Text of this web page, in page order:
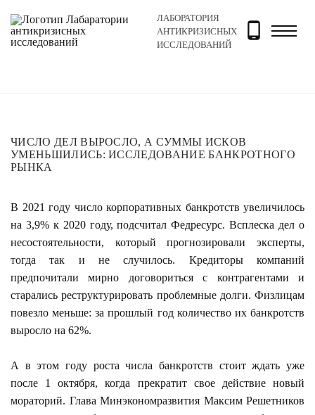
ЛАБОРАТОРИЯ
АНТИКРИЗИСНЫХ
ИССЛЕДОВАНИЙ
Главная Новости и блог Новости Число дел
ЧИСЛО ДЕЛ ВЫРОСЛО, А СУММЫ ИСКОВ
УМЕНЬШИЛИСЬ: ИССЛЕДОВАНИЕ БАНКРОТНОГО
РЫНКА
В 2021 году число корпоративных банкротств увеличилось
на 3,9% к 2020 году, подсчитал Федресурс. Всплеска дел о
несостоятельности, который прогнозировали эксперты,
тогда так и не случилось. Кредиторы компаний
предпочитали мирно договориться с контрагентами и
старались реструктурировать проблемные долги. Физлицам
повезло меньше: за прошлый год количество их банкротств
выросло на 62%.
А в этом году роста числа банкротств стоит ждать уже
после 1 октября, когда прекратит свое действие новый
мораторий. Глава Минэкономразвития Максим Решетников